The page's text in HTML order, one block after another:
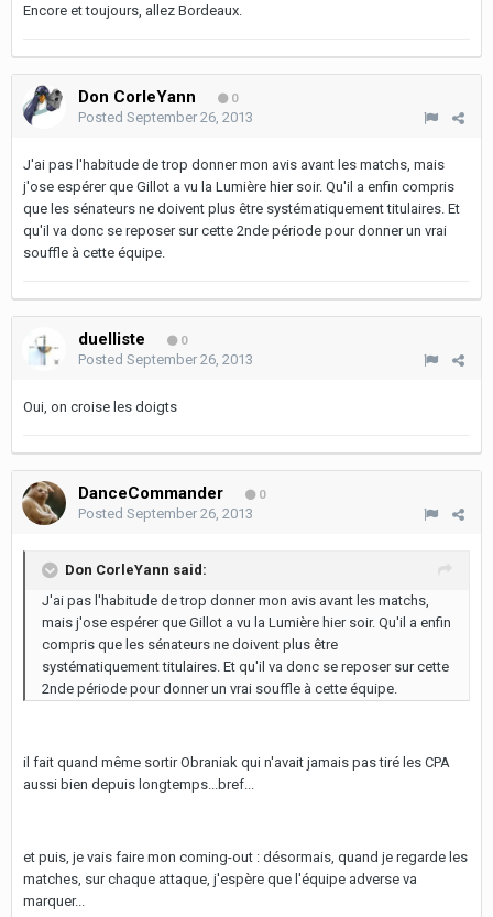
Encore et toujours, allez Bordeaux.
Don CorleYann 0
Posted September 26, 2013
J'ai pas l'habitude de trop donner mon avis avant les matchs, mais
j'ose espérer que Gillot a vu la Lumière hier soir. Qu'il a enfin compris
que les sénateurs ne doivent plus être systématiquement titulaires. Et
qu'il va donc se reposer sur cette 2nde période pour donner un vrai
souffle à cette équipe.
duelliste 0
Posted September 26, 2013
Oui, on croise les doigts
DanceCommander 0
Posted September 26, 2013
Don CorleYann said:
J'ai pas l'habitude de trop donner mon avis avant les matchs,
mais j'ose espérer que Gillot a vu la Lumière hier soir. Qu'il a enfin
compris que les sénateurs ne doivent plus être
systématiquement titulaires. Et qu'il va donc se reposer sur cette
2nde période pour donner un vrai souffle à cette équipe.
il fait quand même sortir Obraniak qui n'avait jamais pas tiré les CPA
aussi bien depuis longtemps...bref...
et puis, je vais faire mon coming-out : désormais, quand je regarde les
matches, sur chaque attaque, j'espère que l'équipe adverse va
marquer...